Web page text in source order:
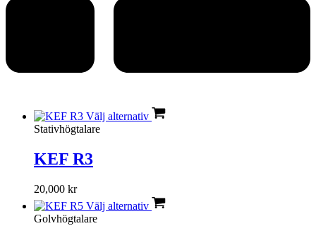
Välj alternativ
Stativhögtalare
KEF R3
20,000 kr
Välj alternativ
Golvhögtalare